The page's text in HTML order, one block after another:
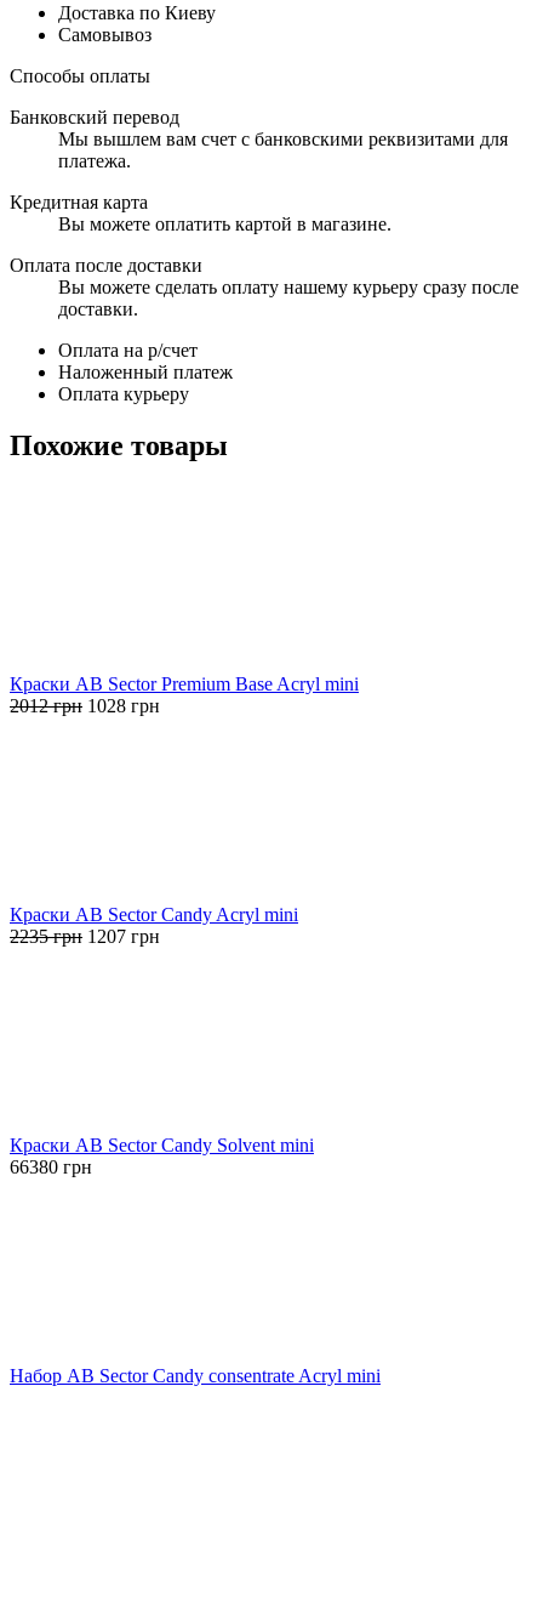
Доставка по Киеву
Самовывоз
Способы оплаты
Банковский перевод
Мы вышлем вам счет с банковскими реквизитами для
платежа.
Кредитная карта
Вы можете оплатить картой в магазине.
Оплата после доставки
Вы можете сделать оплату нашему курьеру сразу после
доставки.
Оплата на р/счет
Наложенный платеж
Оплата курьеру
Похожие товары
Краски AB Sector Premium Base Acryl mini
2012грн Первоначальная
1028 грн
Краски AB Sector Candy Acryl mini
2235грн Первоначальная
1207 грн
Краски AB Sector Candy Solvent mini
66380 грн
Набор AB Sector Candy consentrate Acryl mini